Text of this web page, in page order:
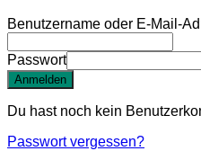
Benutzername oder E-Mail-
Passwort
Anmelden
Du hast noch kein
Passwort vergessen?